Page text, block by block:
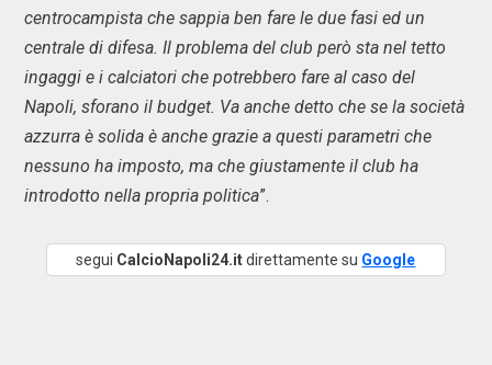
centrocampista che sappia ben fare le due fasi ed un
centrale di difesa. Il problema del club però sta nel tetto
ingaggi e i calciatori che potrebbero fare al caso del
Napoli, sforano il budget. Va anche detto che se la società
azzurra è solida è anche grazie a questi parametri che
nessuno ha imposto, ma che giustamente il club ha
introdotto nella propria politica”.
segui CalcioNapoli24.itdirettamente su Google